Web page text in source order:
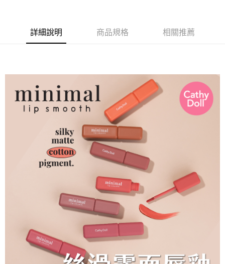
https://aftee.tw/terms/#terms3
３．未成年的使用者請事先徵得法定代理人或監護人之同意方可使用
時審查核予不同之上限額度；若仍有額度不足之情形，本公司將視審查結果
請求用戶進行身份認證。
５．嚴禁一人註冊多個帳號或使用他人資訊註冊。若發現惡意使用之情形，
恩沛科技股份有限公司將有權停止該用戶之使用額度並採取法律行動。
宅配(本島)
付款後寶雅門市自取(由倉庫統一出貨)
每筆NT$80，滿NT$290(含以上)免運費
詳細說明 商品規格 相關推薦